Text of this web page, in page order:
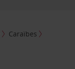
Caraïbes